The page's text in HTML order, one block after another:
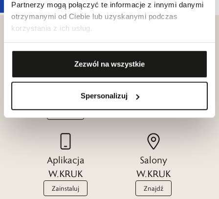
Partnerzy mogą połączyć te informacje z innymi danymi
otrzymanymi od Ciebie lub uzyskanymi podczas
korzystania z ich usług.
Zezwól na wszystkie
Spersonalizuj
Klub dla
Przyjaciół
W.KRUK
Dołącz
Katalogi
Aplikacja
W.KRUK
Zainstaluj
Salony
W.KRUK
Znajdź